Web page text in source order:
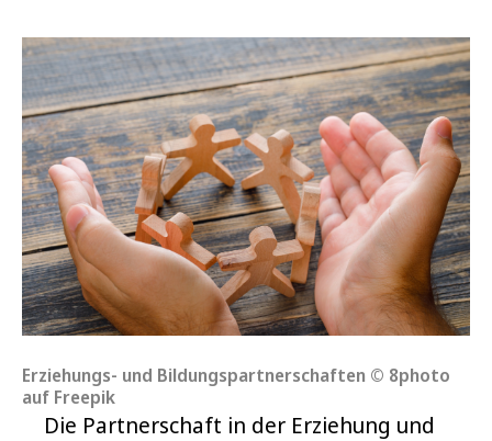
Erziehungs- und Bildungspartnerschaften © 8photo
auf Freepik
Die Partnerschaft in der Erziehung und